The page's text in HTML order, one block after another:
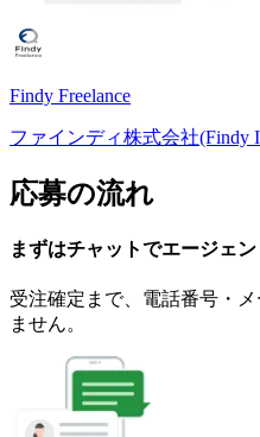
Findy Freelance
ファインディ株式会社(Findy
応募の流れ
まずはチャットでエージェン
受注確定まで、 電話番号・
ません。